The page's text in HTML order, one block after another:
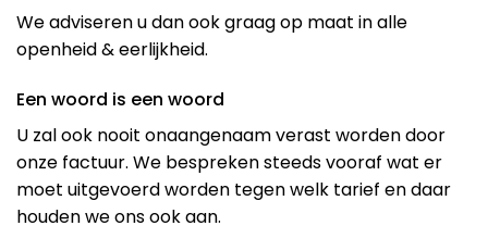
We adviseren u dan ook graag op maat in alle
openheid & eerlijkheid.
Een woord is een woord
U zal ook nooit onaangenaam verast worden door
onze factuur. We bespreken steeds vooraf wat er
moet uitgevoerd worden tegen welk tarief en daar
houden we ons ook aan.